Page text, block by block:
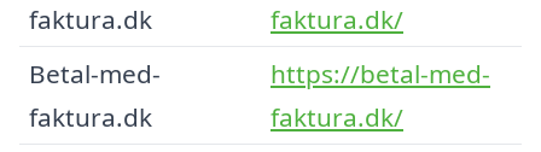
faktura.dk
faktura.dk/
Betal-med-
faktura.dk
https://betal-med-
faktura.dk/